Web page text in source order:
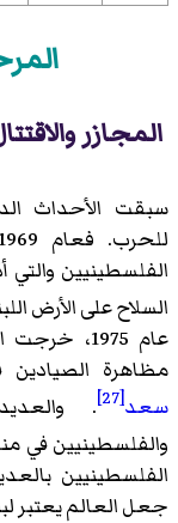
المجازر
سبقت الأحداث
الفلسطينيين والتي
السلاح على الأرض
عام 1975،
مظاهرة
سعد[27]
.
والفلسطينيين في
الفلسطينيين
جعل العالم يعتبر